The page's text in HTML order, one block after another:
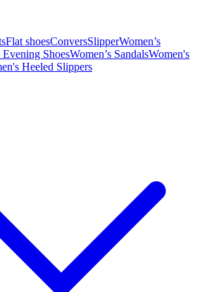
Flat shoesConversSlipperWomen’s
Evening ShoesWomen’s SandalsWomen's
Heeled Slippers